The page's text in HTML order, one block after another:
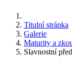
Titulní stránka
Galerie
Maturity a
Slavnostní